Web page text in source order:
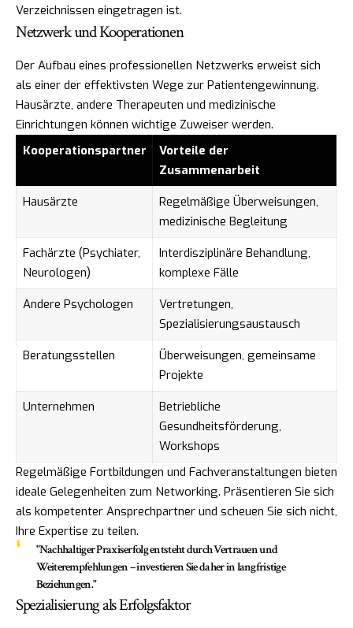
Verzeichnissen eingetragen ist.
Netzwerk und Kooperationen
Der Aufbau eines professionellen Netzwerks erweist sich
als einer der effektivsten Wege zur Patientengewinnung.
Hausärzte, andere Therapeuten und medizinische
Einrichtungen können wichtige Zuweiser werden.
Kooperationspartner
Vorteile der
Zusammenarbeit
Hausärzte
Regelmäßige Überweisungen,
medizinische Begleitung
Fachärzte (Psychiater,
Neurologen)
Interdisziplinäre Behandlung,
komplexe Fälle
Andere Psychologen
Vertretungen,
Spezialisierungsaustausch
Beratungsstellen
Überweisungen, gemeinsame
Projekte
Unternehmen
Betriebliche
Gesundheitsförderung,
Workshops
Regelmäßige Fortbildungen und Fachveranstaltungen bieten
ideale Gelegenheiten zum Networking. Präsentieren Sie sich
als kompetenter Ansprechpartner und scheuen Sie sich nicht,
Ihre Expertise zu teilen.
"Nachhaltiger Praxiserfolg entsteht durch Vertrauen und
Weiterempfehlungen – investieren Sie daher in langfristige
Beziehungen."
Spezialisierung als Erfolgsfaktor